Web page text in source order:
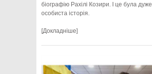
біографію Рахілі Козири. І це була дуже
особиста історія.
[Докладніше]